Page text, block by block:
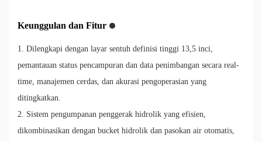
Keunggulan dan Fitur
1. Dilengkapi dengan layar sentuh definisi tinggi 13,5 inci,
pemantauan status pencampuran dan data penimbangan secara real-
time, manajemen cerdas, dan akurasi pengoperasian yang
ditingkatkan.
2. Sistem pengumpanan penggerak hidrolik yang efisien,
dikombinasikan dengan bucket hidrolik dan pasokan air otomatis,